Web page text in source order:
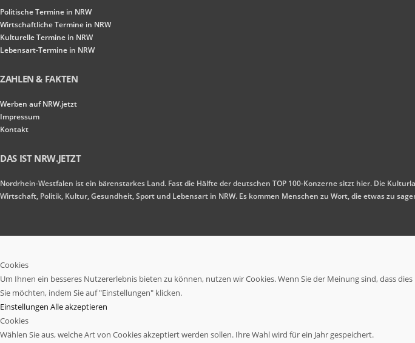
Politische Termine in NRW
Wirtschaftliche Termine in NRW
Kulturelle Termine in NRW
Lebensart-Termine in NRW
ZAHLEN & FAKTEN
Werben auf NRW.jetzt
Impressum
Kontakt
DAS IST NRW.JETZT
Nordrhein-Westfalen ist ein bärenstarkes Land. Fast die Hälfte der deutschen TOP 100-Konzerne sitzt hier. Die
Wirtschaft, Politik, Kultur, Gesundheit, Sport und Lebensart in NRW. Es kommen Menschen zu Wort, die etwas zu
Cookies
Um Ihnen ein besseres Nutzererlebnis bieten zu können, nutzen wir Cookies. Wenn Sie der Meinung sind, dass
Sie möchten, indem Sie auf "Einstellungen" klicken.
Einstellungen Alle akzeptieren
Cookies
Wählen Sie aus, welche Art von Cookies akzeptiert werden sollen. Ihre Wahl wird für ein Jahr gespeichert.